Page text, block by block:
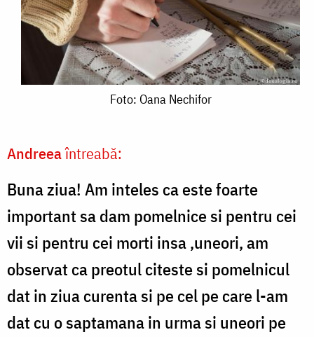
Nechifor
Foto: Oana Nechifor
Andreeaîntreabă:
Buna ziua! Am inteles ca este foarte
important sa dam pomelnice si pentru cei
vii si pentru cei morti insa ,uneori, am
observat ca preotul citeste si pomelnicul
dat in ziua curenta si pe cel pe care l-am
dat cu o saptamana in urma si uneori pe